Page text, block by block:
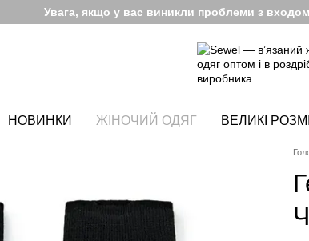
Увага, якщо у вас виникли проблеми з входом
НОВИНКИ ЖІНОЧИЙ ОДЯГ ВЕЛИКІ